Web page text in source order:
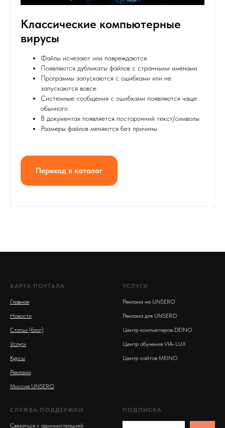
Классические компьютерные
вирусы
Файлы исчезают или повреждаются
Появляются дубликаты файлов с странными именами
Программы запускаются с ошибками или не
запускаются вовсе
Системные сообщения с ошибками появляются чаще
обычного
В документах появляется посторонний текст/символы
Размеры файлов меняются без причины
Переход в каталог
КАРТА ПОРТАЛА
Главная
Новости
Статьи (блог)
Услуги
Курсы
Реклама
Миссия UNSERO
УСЛУГИ
Реклама на UNSERO
Реклама для UNSERO
Центр компьютеров DEINO
Центр обучения VIA-LUX
Центр сайтов MEINO
СЛУЖБА ПОДДЕРЖКИ
Связаться с администрацией
ПОДПИСКА